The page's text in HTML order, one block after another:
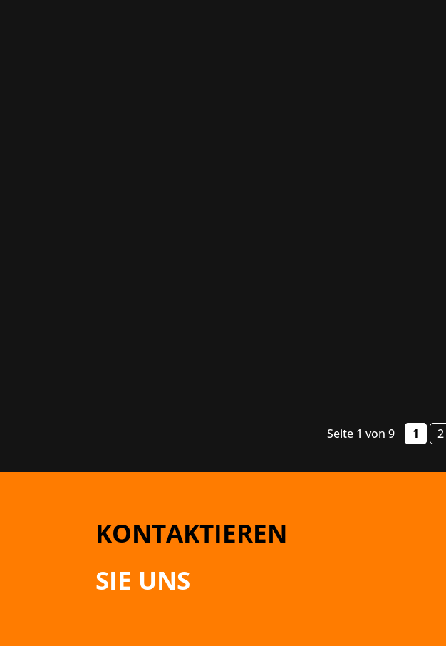
Seite 1 von 9 1 2
KONTAKTIEREN
SIE UNS